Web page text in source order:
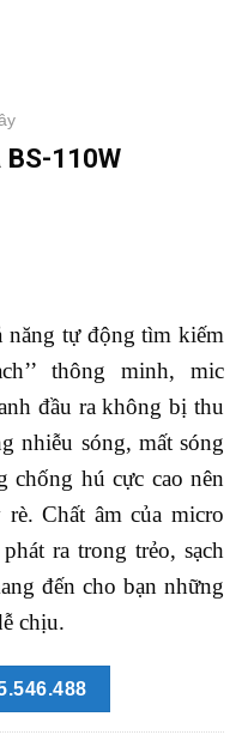
110W
năng tự động tìm kiếm
thông minh, mic
đầu ra không bị thu
nhiễu sóng, mất sóng
chống hú cực cao nên
Chất âm của micro
ra trong trẻo, sạch
đến cho bạn những
chịu.